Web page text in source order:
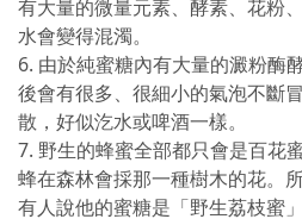
有大量的微量元素、酵素、花粉
水會變得混濁。
6. 由於純蜜糖內有大量的澱粉酶
後會有很多、很細小的氣泡不斷
散，好似汔水或啤酒一樣。
7. 野生的蜂蜜全部都只會是百花
蜂在森林會採那一種樹木的花。
有人說他的蜜糖是「野生荔枝蜜